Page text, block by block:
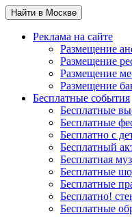
Найти в Москве
Реклама на сайте
Размещение
Размещение
Размещение
Размещение
Бесплатные события
Бесплатные
Бесплатные
Бесплатно с
Бесплатный
Бесплатная
Бесплатные
Бесплатные
Бесплатно!
Бесплатные